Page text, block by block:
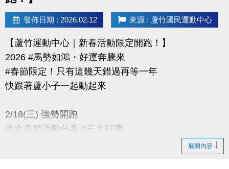
發佈日期 : 2026.02.12 來源 : 蘆竹國民運動中心
【蘆竹運動中心｜新春活動限定開跑！】
2026 #馬勢如鴻・好運奔騰來
#春節限定！只有這幾天錯過再等一年
快跟著蘆小子一起動起來
2/18(三) 強勢開跑
此次春節活動分為 #三大好康
只要消費滿$500+追蹤標記好友+底下留言一句吉祥話
展開內容